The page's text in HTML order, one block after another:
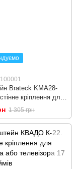
Brateck KMA28-
кріплення для
1 305 грн